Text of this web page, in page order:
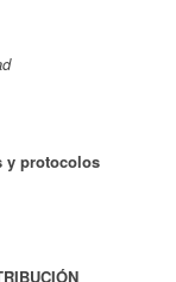
y protocolos